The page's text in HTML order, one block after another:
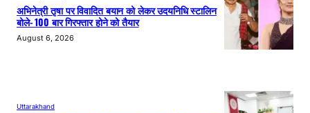
अभिनेत्री तृषा पर विवादित बयान को लेकर उदयनिधि स्टालिन
बोले- 100 बार गिरफ्तार होने को तैयार
August 6, 2026
Uttarakhand